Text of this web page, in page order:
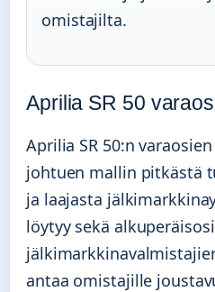
omistajilta.
Aprilia SR 50
Aprilia SR 50:n
johtuen mallin pitkästä
ja laajasta
löytyy sekä
antaa omistajille